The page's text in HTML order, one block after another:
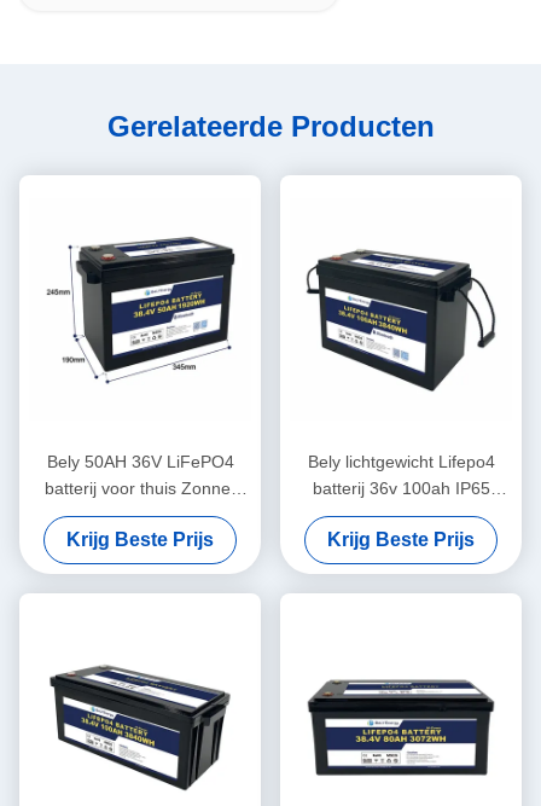
Gerelateerde Producten
Bely 50AH 36V LiFePO4
batterij voor thuis Zonne-
energie opslag systeem
boten Onderzeeër
Krijg Beste Prijs
Bely lichtgewicht Lifepo4
batterij 36v 100ah IP65
bescherming voor
consumentenelektronica
Krijg Beste Prijs